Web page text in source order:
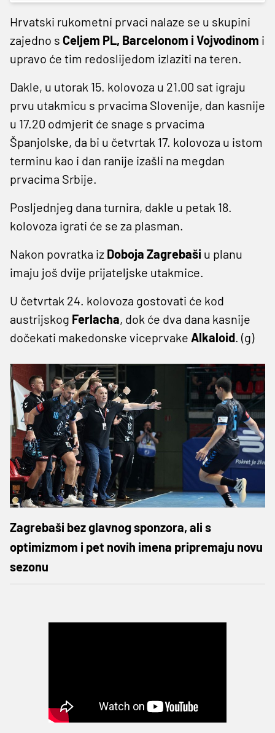
Hrvatski rukometni prvaci nalaze se u skupini
zajedno s Celjem PL, Barcelonom i Vojvodinom i
upravo će tim redoslijedom izlaziti na teren.
Dakle, u utorak 15. kolovoza u 21.00 sat igraju
prvu utakmicu s prvacima Slovenije, dan kasnije
u 17.20 odmjerit će snage s prvacima
Španjolske, da bi u četvrtak 17. kolovoza u istom
terminu kao i dan ranije izašli na megdan
prvacima Srbije.
Posljednjeg dana turnira, dakle u petak 18.
kolovoza igrati će se za plasman.
Nakon povratka iz Doboja Zagrebaši u planu
imaju još dvije prijateljske utakmice.
U četvrtak 24. kolovoza gostovati će kod
austrijskog Ferlacha, dok će dva dana kasnije
dočekati makedonske viceprvake Alkaloid. (g)
Zagrebaši bez glavnog sponzora, ali s
optimizmom i pet novih imena pripremaju novu
sezonu